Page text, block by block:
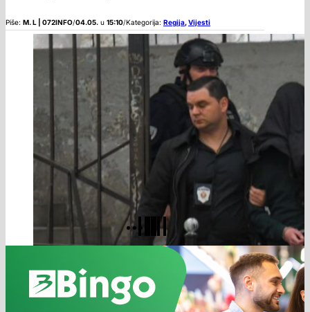
Piše: M. L | 072INFO/04.05. u 15:10/Kategorija: Regija,Vijesti